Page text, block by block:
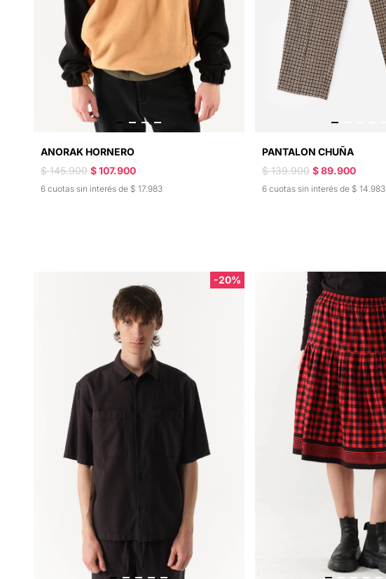
ANORAK HORNERO
$ 145.900 $ 107.900
6 cuotas sin interés de $ 17.983
PANTALON CHUÑA
$ 139.900 $ 89.900
6 cuotas sin interés de $ 14.983
-20%